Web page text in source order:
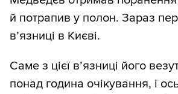
й потрапив у полон. Зараз
в’язниці в Києві.
Саме з цієї в’язниці його
понад година очікування, і